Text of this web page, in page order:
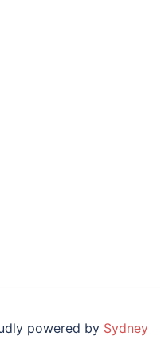
powered by Sydney